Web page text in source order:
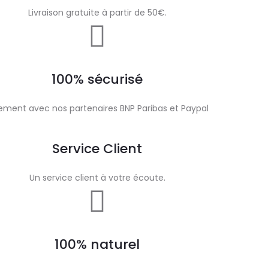
Livraison gratuite à partir de 50€.
100% sécurisé
avec nos partenaires BNP Paribas et Paypal
Service Client
Un service client à votre écoute.
100% naturel